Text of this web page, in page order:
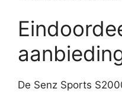
De Senz Sports